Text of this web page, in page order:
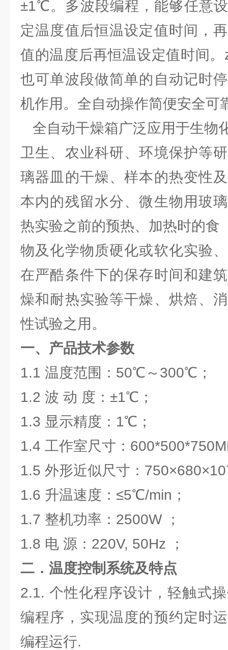
±1℃。多波段编程，能够任意
定温度值后恒温设定值时间，
值的温度后再恒温设定值时间
也可单波段做简单的自动记时
机作用。全自动操作简便安全可
全自动干燥箱广泛应用于生物
卫生、农业科研、环境保护等
璃器皿的干燥、样本的热变性
本内的残留水分、微生物用玻
热实验之前的预热、加热时的食
物及化学物质硬化或软化实验
在严酷条件下的保存时间和建
燥和耐热实验等干燥、烘焙、
性试验之用。
一、产品技术参数
1.1 温度范围：50℃～300℃；
1.2 波 动 度：±1℃；
1.3 显示精度：1℃；
1.4 工作室尺寸：
1.5 外形近似尺寸：
1.6 升温速度：≤5℃/min；
1.7 整机功率：2500W ；
1.8 电 源：220V, 50Hz ；
二．温度控制系统及特点
2.1. 个性化程序设计，轻触式
编程序，实现温度的预约定时
编程运行.